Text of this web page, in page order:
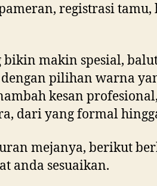
registrasi tamu,
bikin makin spesial,
pilihan warna
kesan
dari yang formal
mejanya, berikut
anda sesuaikan.